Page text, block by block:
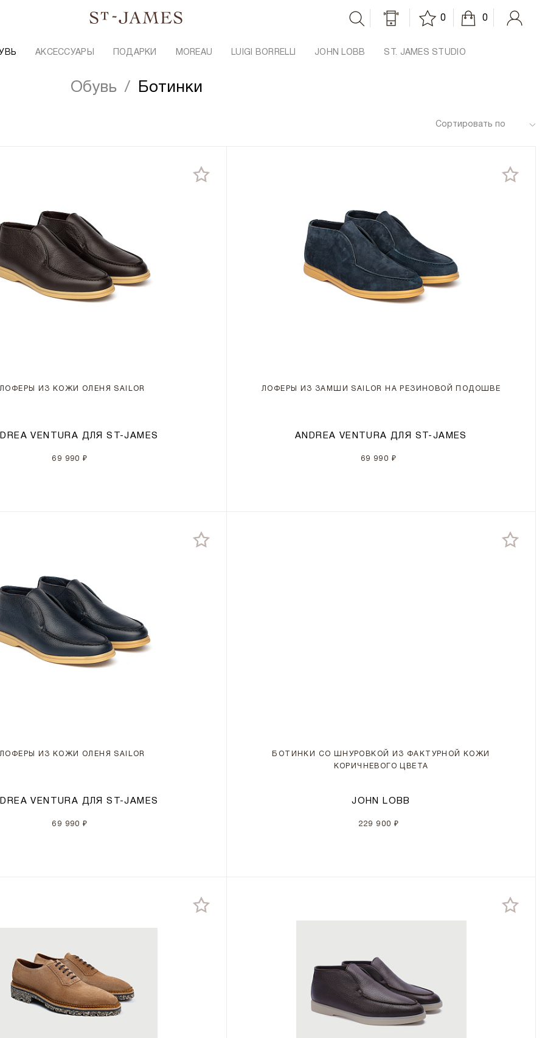
0 0
АКСЕССУАРЫ ПОДАРКИ MOREAU LUIGI BORRELLI JOHN LOBB ST. JAMES STUDIO
Обувь Ботинки
Сортировать по
ЛОФЕРЫ ИЗ КОЖИ ОЛЕНЯ SAILOR
VENTURA ДЛЯ ST-JAMES
69 990 ₽
ЛОФЕРЫ ИЗ ЗАМШИ SAILOR НА РЕЗИНОВОЙ ПОДОШВЕ
ANDREA VENTURA ДЛЯ ST-JAMES
69 990 ₽
ЛОФЕРЫ ИЗ КОЖИ ОЛЕНЯ SAILOR
VENTURA ДЛЯ ST-JAMES
69 990 ₽
БОТИНКИ СО ШНУРОВКОЙ ИЗ ФАКТУРНОЙ КОЖИ
КОРИЧНЕВОГО ЦВЕТА
JOHN LOBB
229 900 ₽